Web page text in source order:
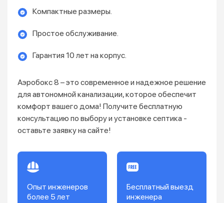
Компактные размеры.
Простое обслуживание.
Гарантия 10 лет на корпус.
Аэробокс 8 – это современное и надежное решение
для автономной канализации, которое обеспечит
комфорт вашего дома! Получите бесплатную
консультацию по выбору и установке септика -
оставьте заявку на сайте!
Опыт инженеров
более 5 лет
Бесплатный выезд
инженера